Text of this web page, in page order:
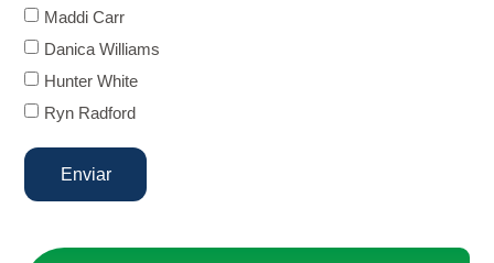
Maddi Carr
Danica Williams
Hunter White
Ryn Radford
Enviar